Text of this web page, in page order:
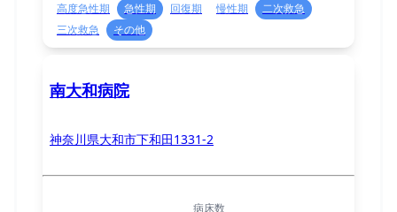
高度急性期 急性期 回復期 慢性期
二次救急
三次救急
その他
南大和病院
神奈川県大和市下和田1331-2
病床数